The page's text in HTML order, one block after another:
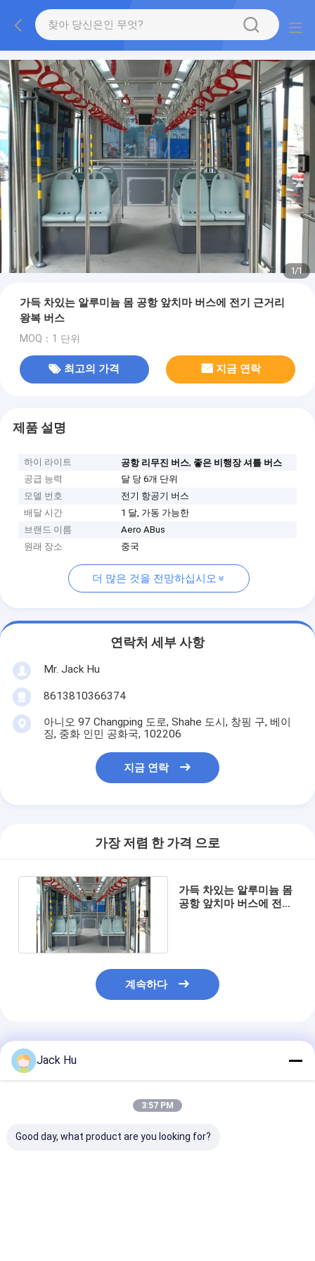
1/1
가득 차있는 알루미늄 몸 공항 앞치마 버스에 전기 근거리
왕복 버스
MOQ：1 단위
최고의 가격 지금 연락
제품 설명
하이 라이트 공항 리무진 버스, 좋은 비행장 셔틀 버스
공급 능력
달 당 6개 단위
모델 번호
전기 항공기 버스
배달 시간
1 달, 가동 가능한
브랜드 이름
Aero ABus
원래 장소
중국
더 많은 것을 전망하십시오
연락처 세부 사항
Mr. Jack Hu
8613810366374
아니오 97 Changping 도로, Shahe 도시, 창핑 구, 베이
징, 중화 인민 공화국, 102206
지금 연락
가장 저렴 한 가격 으로
가득 차있는 알루미늄 몸
공항 앞치마 버스에 전기
계속하다
추천된 제품
Jack Hu
3:57 PM
Good day, what product are you looking for?